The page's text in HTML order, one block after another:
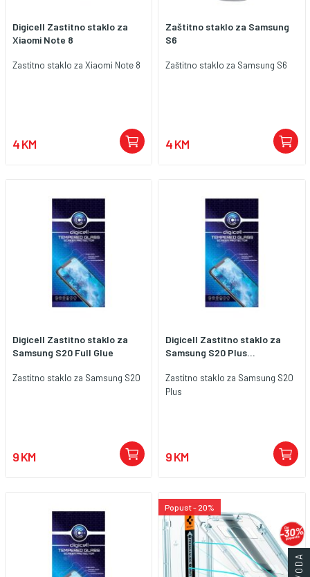
Digicell Zastitno staklo za
Xiaomi Note 8
Zastitno staklo za Xiaomi Note 8
4 KM
Zaštitno staklo za Samsung
S6
Zaštitno staklo za Samsung S6
4 KM
Digicell Zastitno staklo za
Samsung S20 Full Glue
Zastitno staklo za Samsung S20
9 KM
Digicell Zastitno staklo za
Samsung S20 Plus...
Zastitno staklo za Samsung S20
Plus
9 KM
Popust - 20%